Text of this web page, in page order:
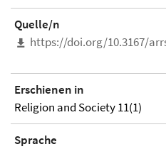
Quelle/n
https://doi.org/10.3167/
Erschienen in
Religion and Society 11(1)
Sprache